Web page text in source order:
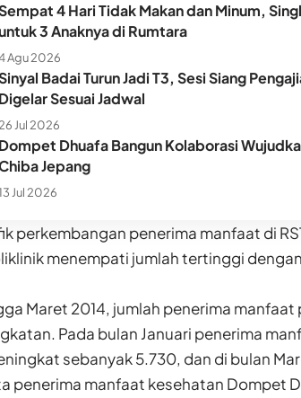
4 Hari Tidak Makan dan Minum,
3 Anaknya di Rumtara
Agu 2026
Badai Turun Jadi T3, Sesi Siang
Digelar Sesuai Jadwal
Jul 2026
Dompet Dhuafa Bangun Kolaborasi
Jepang
Jul 2026
perkembangan penerima manfaat di
menempati jumlah tertinggi
Maret 2014, jumlah penerima
Pada bulan Januari penerima
sebanyak 5.730, dan di bulan
penerima manfaat kesehatan Dompet